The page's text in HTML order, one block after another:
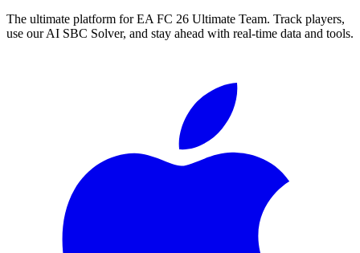
The ultimate platform for EA FC 26 Ultimate Team. Track players,
use our AI SBC Solver, and stay ahead with real-time data and tools.